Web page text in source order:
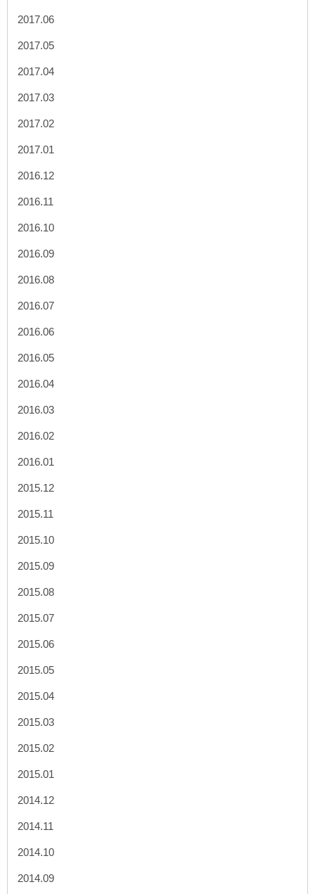
2017.06
2017.05
2017.04
2017.03
2017.02
2017.01
2016.12
2016.11
2016.10
2016.09
2016.08
2016.07
2016.06
2016.05
2016.04
2016.03
2016.02
2016.01
2015.12
2015.11
2015.10
2015.09
2015.08
2015.07
2015.06
2015.05
2015.04
2015.03
2015.02
2015.01
2014.12
2014.11
2014.10
2014.09